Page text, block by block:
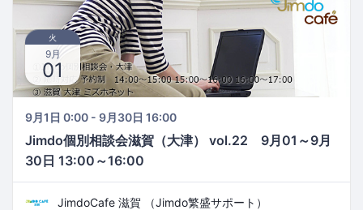
火
9月
01
9月1日 0:00 - 9月30日 16:00
Jimdo個別相談会滋賀（大津） vol.22 9月01～9月
30日 13:00～16:00
JimdoCafe 滋賀 （Jimdo繁盛サポート）